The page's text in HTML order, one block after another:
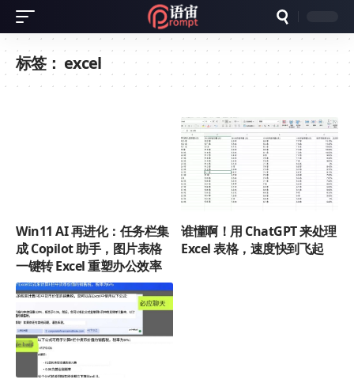
标签： excel
Win11 AI 再进化：任务栏集
成 Copilot 助手，图片表格
一键转 Excel 重塑办公效率
谁懂啊！用 ChatGPT 来处理
Excel 表格，速度快到飞起